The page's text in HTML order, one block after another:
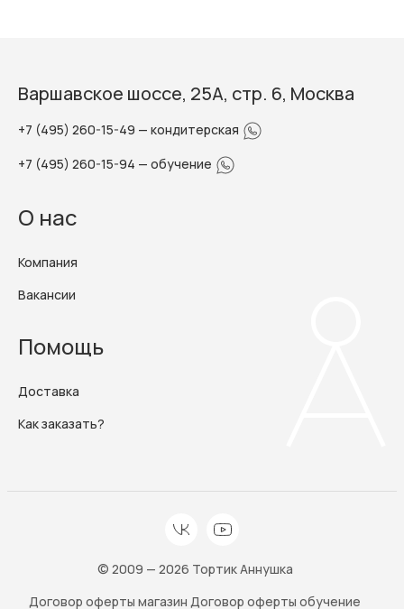
Варшавское шоссе, 25А, стр. 6, Москва
+7 (495) 260-15-49 — кондитерская
+7 (495) 260-15-94 — обучение
О нас
Компания
Вакансии
Помощь
Доставка
Как заказать?
© 2009 — 2026 Тортик Аннушка
Договор оферты магазин Договор оферты обучение